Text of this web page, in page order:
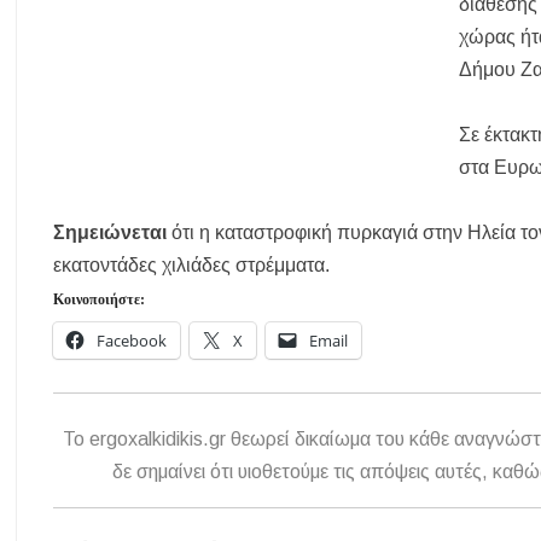
ΑΠ. ΠΑΝΑΣ: «Η ΧΑΛΚΙΔΙΚΗ ΧΡΕΙΑΖΕΤΑΙ
Ανοίγουν 40
Η γενιά των 45+ επιστρέφει στα μπαρ: Το νέο κοινό που γεμίζει τις
Βαριές καμπάνες για ιδιοκτήτες σκύλων χωρίς λουρί – Πρόστιμα
χώρας
Δήμου
Σε
στα
Σημειώνεται ότι η καταστροφική πυρκαγιά στην Ηλεία
εκατοντάδες χιλιάδες στρέμματα.
Κοινοποιήστε:
Facebook X Email
To ergoxalkidikis.gr θεωρεί δικαίωμα του κάθε
δε σημαίνει ότι υιοθετούμε τις απόψεις αυτές,